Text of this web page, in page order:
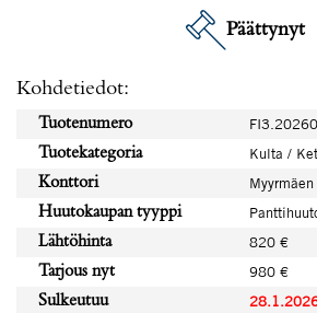
Päättynyt
Kohdetiedot:
Tuotenumero
Tuotekategoria
Kulta /
Konttori
Huutokaupan tyyppi
Lähtöhinta
820 €
Tarjous nyt
980 €
Sulkeutuu